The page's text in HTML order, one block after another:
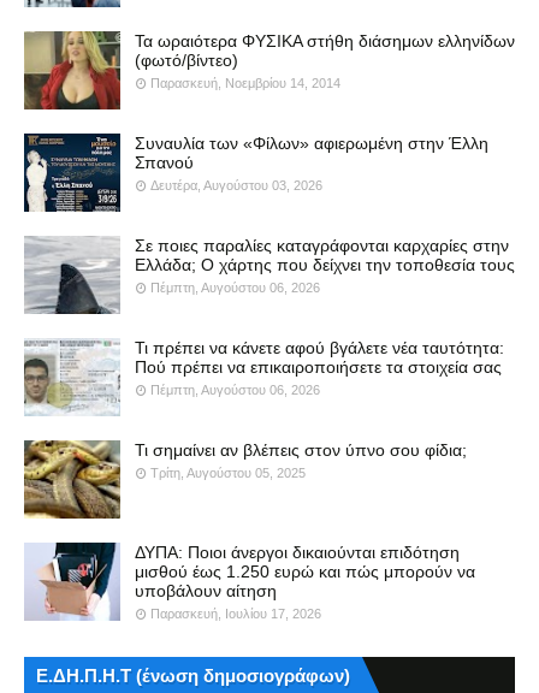
Τα ωραιότερα ΦΥΣΙΚΑ στήθη διάσημων ελληνίδων
(φωτό/βίντεο)
Παρασκευή, Νοεμβρίου 14, 2014
Συναυλία των «Φίλων» αφιερωμένη στην Έλλη
Σπανού
Δευτέρα, Αυγούστου 03, 2026
Σε ποιες παραλίες καταγράφονται καρχαρίες στην
Ελλάδα; Ο χάρτης που δείχνει την τοποθεσία τους
Πέμπτη, Αυγούστου 06, 2026
Τι πρέπει να κάνετε αφού βγάλετε νέα ταυτότητα:
Πού πρέπει να επικαιροποιήσετε τα στοιχεία σας
Πέμπτη, Αυγούστου 06, 2026
Τι σημαίνει αν βλέπεις στον ύπνο σου φίδια;
Τρίτη, Αυγούστου 05, 2025
ΔΥΠΑ: Ποιοι άνεργοι δικαιούνται επιδότηση
μισθού έως 1.250 ευρώ και πώς μπορούν να
υποβάλουν αίτηση
Παρασκευή, Ιουλίου 17, 2026
Ε.ΔΗ.Π.Η.Τ (ένωση δημοσιογράφων)